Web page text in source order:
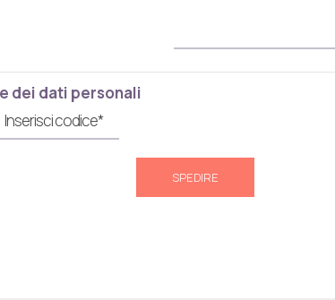
dei dati personali
SPEDIRE